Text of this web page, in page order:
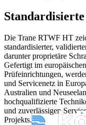
Die Trane RTWF HT
standardisierter,
darunter proprietäre
Gefertigt im
Prüfeinrichtungen,
und Servicenetz in
Australien und
hochqualifizierte
und zuverlässigen
Projekts.